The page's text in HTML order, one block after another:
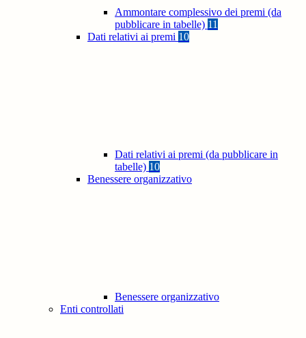
Ammontare complessivo dei premi (da
pubblicare in tabelle) 11
Dati relativi ai premi 10
Dati relativi ai premi (da pubblicare in
tabelle) 10
Benessere organizzativo
Benessere organizzativo
Enti controllati